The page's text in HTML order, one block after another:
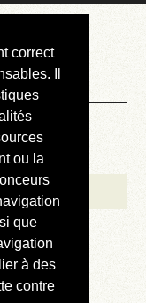
correct
Il
ou la
que
à des
contre